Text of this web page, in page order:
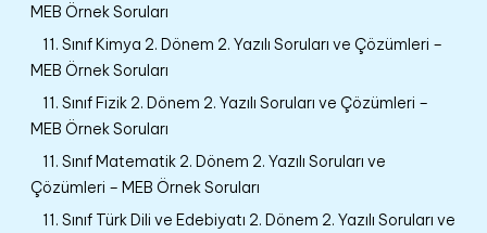
MEB Örnek Soruları
11. Sınıf Kimya 2. Dönem 2. Yazılı Soruları ve Çözümleri –
MEB Örnek Soruları
11. Sınıf Fizik 2. Dönem 2. Yazılı Soruları ve Çözümleri –
MEB Örnek Soruları
11. Sınıf Matematik 2. Dönem 2. Yazılı Soruları ve
Çözümleri – MEB Örnek Soruları
11. Sınıf Türk Dili ve Edebiyatı 2. Dönem 2. Yazılı Soruları ve